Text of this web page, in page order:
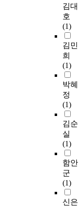
김대
호
(1)
김민
희
(1)
박혜
정
(1)
김순
실
(1)
함안
군
(1)
신은